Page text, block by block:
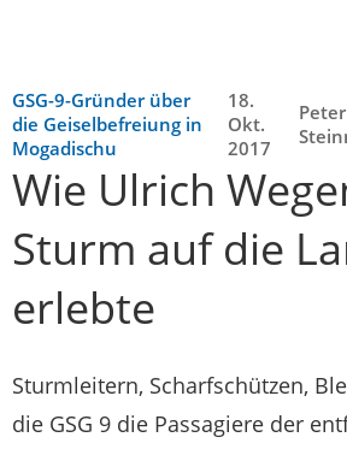
GSG-9-Gründer über
die Geiselbefreiung in
Mogadischu
18.
Okt.
2017
Peter
Wie Ulrich
Sturm auf die
erlebte
Sturmleitern, Scharfschützen,
die GSG 9 die Passagiere der